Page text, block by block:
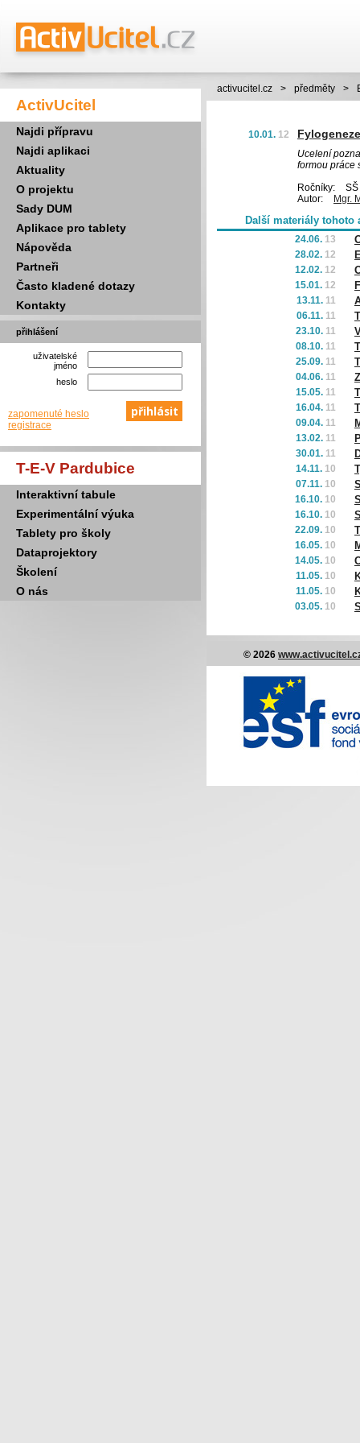
ActivUcitel
Najdi přípravu
Najdi aplikaci
Aktuality
O projektu
Sady DUM
Aplikace pro tablety
Nápověda
Partneři
Často kladené dotazy
Kontakty
přihlášení
uživatelské
jméno
heslo
zapomenuté heslo
registrace
T-E-V Pardubice
Interaktivní tabule
Experimentální výuka
Tablety pro školy
Dataprojektory
Školení
O nás
activucitel.cz > předměty >
10.01. 12
Ucelení
formou práce
Ročníky:
SŠ
Autor:
Mgr.
Další materiály tohoto
24.06. 13
28.02. 12
12.02. 12
15.01. 12
13.11. 11
06.11. 11
23.10. 11
08.10. 11
25.09. 11
04.06. 11
15.05. 11
16.04. 11
09.04. 11
13.02. 11
30.01. 11
14.11. 10
07.11. 10
16.10. 10
16.10. 10
22.09. 10
16.05. 10
14.05. 10
11.05. 10
11.05. 10
03.05. 10
© 2026